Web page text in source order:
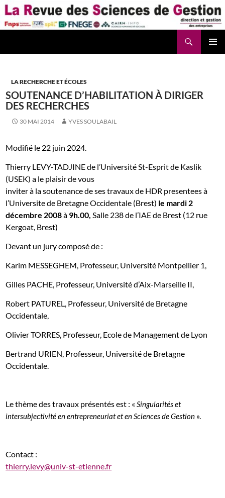
Aller
au
contenu
LA RECHERCHE ET ÉCOLES
SOUTENANCE D’HABILITATION À DIRIGER
DES RECHERCHES
30 MAI 2014 YVES SOULABAIL
Modifié le 22 juin 2024.
Thierry LEVY-TADJINE de l’Université St-Esprit de Kaslik
(USEK) a le plaisir de vous
inviterà la soutenance de ses travaux de HDR presentees à
l’Universite de Bretagne Occidentale (Brest) le mardi 2
décembre 2008à 9h.00, Salle 238 de l’IAE de Brest (12 rue
Kergoat, Brest)
Devant un jury composé de :
Karim MESSEGHEM, Professeur, Université Montpellier 1,
Gilles PACHE, Professeur, Université d’Aix-Marseille II,
Robert PATUREL, Professeur, Université de Bretagne
Occidentale,
Olivier TORRES, Professeur, Ecole de Management de Lyon
Bertrand URIEN, Professeur, Université de Bretagne
Occidentale.
Le thème des travaux présentés est : « Singularités et
intersubjectivité en entrepreneuriat et en Sciences de Gestion ».
Contact :
thierry.levy@univ-st-etienne.fr